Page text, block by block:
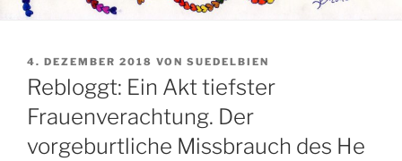
VERÖFFENTLICHT
AM
4. DEZEMBER 2018 VON SUEDELBIEN
Rebloggt: Ein Akt tiefster
Frauenverachtung. Der
vorgeburtliche Missbrauch des He